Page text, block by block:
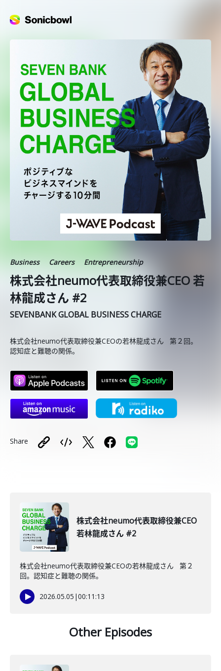
Business Careers Entrepreneurship
株式会社neumo代表取締役兼CEO 若
林龍成さん #2
SEVENBANK GLOBAL BUSINESS CHARGE
株式会社neumo代表取締役兼CEOの若林龍成さん 第２回。
認知症と難聴の関係。
Share
株式会社neumo代表取締役兼CEO
若林龍成さん #2
株式会社neumo代表取締役兼CEOの若林龍成さん 第２
回。認知症と難聴の関係。
2026.05.05 |00:11:13
Other Episodes